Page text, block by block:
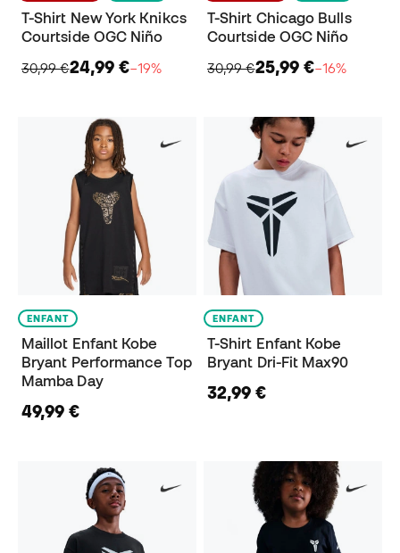
T-Shirt New York Knikcs
Courtside OGC Niño
30,99 €24,99 €−19%
T-Shirt Chicago Bulls
Courtside OGC Niño
30,99 €25,99 €−16%
ENFANT
Maillot Enfant Kobe
Bryant Performance Top
Mamba Day
49,99 €
ENFANT
T-Shirt Enfant Kobe
Bryant Dri-Fit Max90
32,99 €